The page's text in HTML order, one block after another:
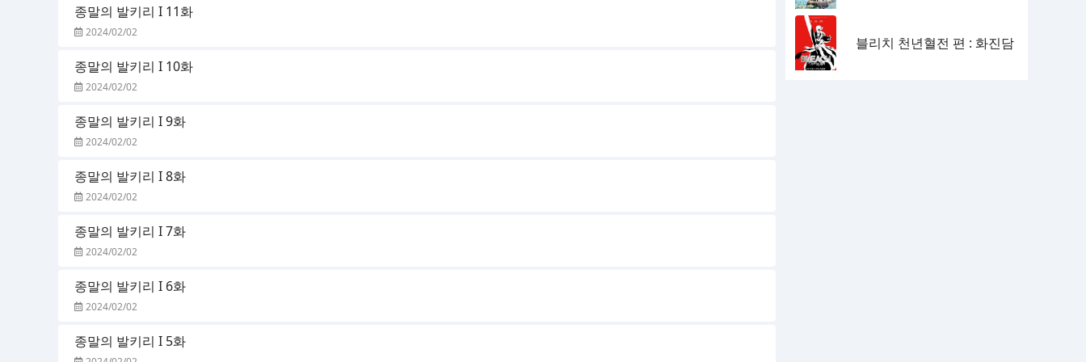
종말의 발키리 I 11화
2024/02/02
종말의 발키리 I 10화
2024/02/02
종말의 발키리 I 9화
2024/02/02
종말의 발키리 I 8화
2024/02/02
종말의 발키리 I 7화
2024/02/02
종말의 발키리 I 6화
2024/02/02
종말의 발키리 I 5화
블리치 천년혈전 편 : 화진담